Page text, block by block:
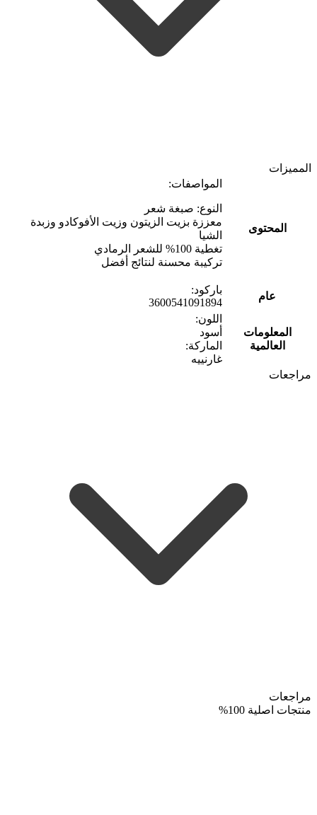
المميزات
المحتوى
المواصفات:
النوع: صبغة شعر
معززة بزيت الزيتون وزيت الأفوكادو وزبدة
الشيا
تغطية 100% للشعر الرمادي
تركيبة محسنة لنتائج أفضل
عام
باركود:
3600541091894
المعلومات
العالمية
اللون:
أسود
الماركة:
غارنييه
مراجعات
مراجعات
منتجات اصلية 100%